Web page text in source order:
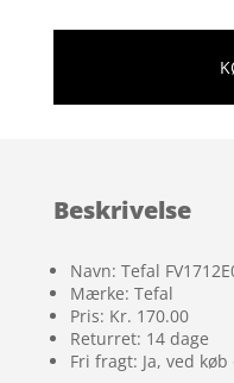
Beskrivelse
Navn: Tefal
Mærke: Tefal
Pris: Kr. 170.00
Returret: 14 dage
Fri fragt: Ja, ved